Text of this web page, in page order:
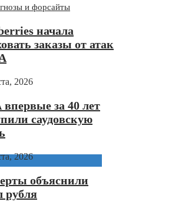
и форсайты
начала
заказы от атак
2026
за 40 лет
саудовскую
2026
объяснили
рубля